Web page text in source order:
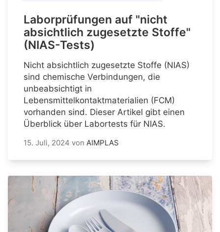
Laborprüfungen auf "nicht
absichtlich zugesetzte Stoffe"
(NIAS-Tests)
Nicht absichtlich zugesetzte Stoffe (NIAS)
sind chemische Verbindungen, die
unbeabsichtigt in
Lebensmittelkontaktmaterialien (FCM)
vorhanden sind. Dieser Artikel gibt einen
Überblick über Labortests für NIAS.
15. Juli, 2024 von AIMPLAS